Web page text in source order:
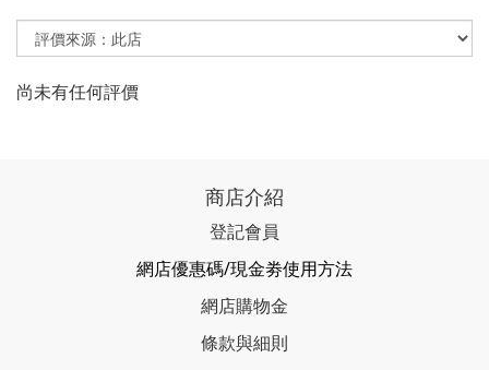
尚未有任何評價
商店介紹
登記會員
網店優惠碼/現金劵使用方法
網店購物金
條款與細則